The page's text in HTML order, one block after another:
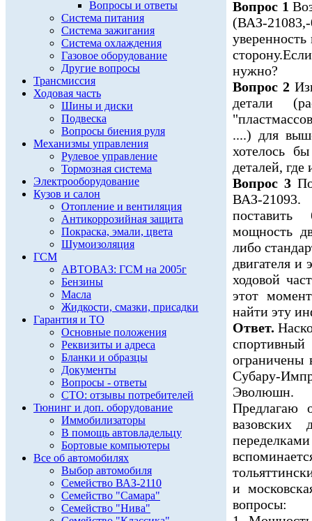
Вопросы и ответы
Система питания
Система зажигания
Система охлаждения
Газовое оборудование
Другие вопросы
Трансмиссия
Ходовая часть
Шины и диски
Подвеска
Вопросы биения руля
Механизмы управления
Рулевое управление
Тормозная система
Электрооборудование
Кузов и салон
Отопление и вентиляция
Антикоррозийная защита
Покраска, эмали, цвета
Шумоизоляция
ГСМ
АВТОВАЗ: ГСМ на 2005г
Бензины
Масла
Жидкости, смазки, присадки
Гарантия и ТО
Основные положения
Реквизиты и адреса
Бланки и образцы
Документы
Вопросы - ответы
СТО: отзывы потребителей
Тюнинг и доп. оборудование
Иммобилизаторы
В помощь автовладельцу
Бортовые компьютеры
Все об автомобилях
Выбор автомобиля
Семейство ВАЗ-2110
Семейство "Самара"
Семейство "Нива"
Вопрос 1
(ВАЗ-
нужно?
Вопрос 2
детали
....) для
хотелось
деталей,
Вопрос 3
ВАЗ-
мощность
либо
двигателя
ходовой
этот
найти эту
Ответ.
ограничены
Субару-
Эволюшн.
Предлагаю
вазовских
и
вопросы: